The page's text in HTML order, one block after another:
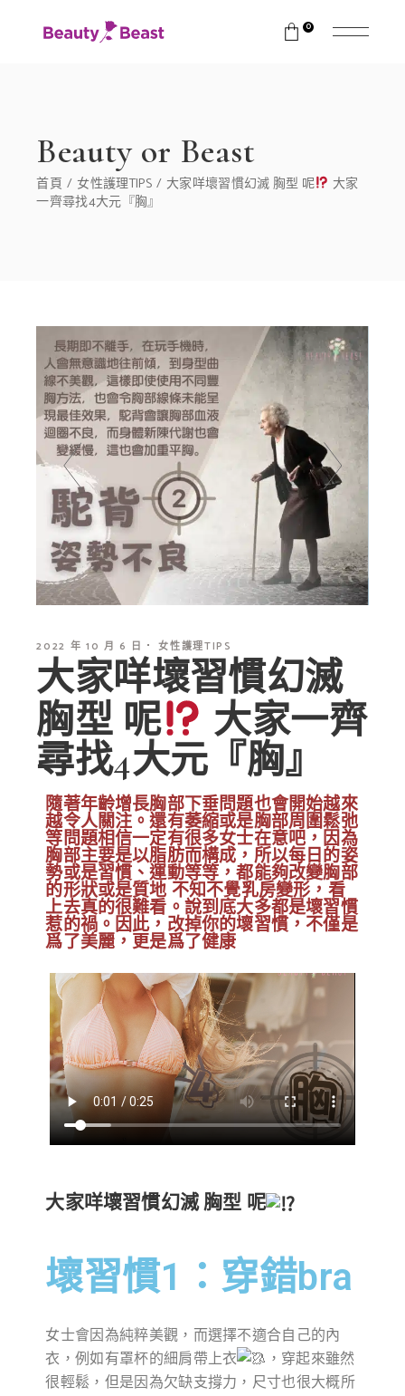
0
Beauty or Beast
首頁 女性護理TIPS 大家咩壞習慣幻滅 胸型 呢
大家
一齊尋找4大元『胸』
2022 年 10 月 6 日 女性護理TIPS
大家咩壞習慣幻滅
胸型 呢
大家一齊
尋找4大元『胸』
隨著年齡增長胸部下垂問題也會開始越來
越令人關注。還有萎縮或是胸部周圍鬆弛
等問題相信一定有很多女士在意吧，因為
胸部主要是以脂肪而構成，所以每日的姿
勢或是習慣、運動等等，都能夠改變胸部
的形狀或是質地 不知不覺乳房變形，看
上去真的很難看。說到底大多都是壞習慣
惹的禍。因此，改掉你的壞習慣，不僅是
爲了美麗，更是爲了健康
大家咩壞習慣幻滅 胸型 呢
壞習慣1：穿錯bra
女士會因為純粹美觀，而選擇不適合自己的內
衣，例如有罩杯的細肩帶上衣
，穿起來雖然
很輕鬆，但是因為欠缺支撐力，尺寸也很大概所